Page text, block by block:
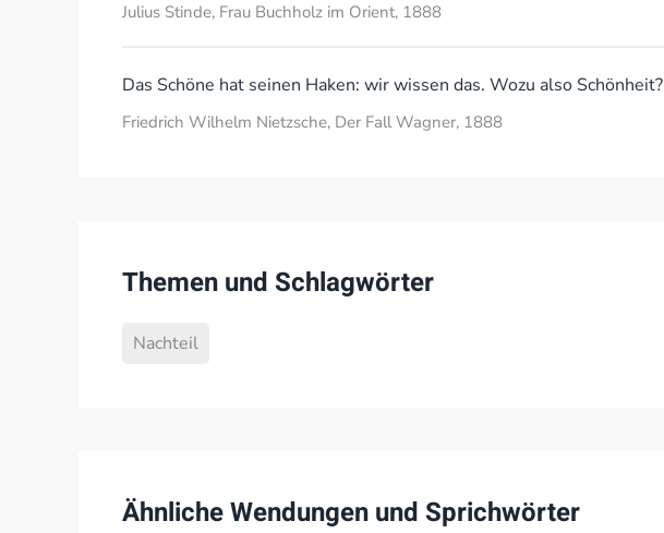
Julius Stinde, Frau Buchholz im Orient, 1888
Das Schöne hat seinen Haken: wir wissen das. Wozu also Schönheit?
Friedrich Wilhelm Nietzsche, Der Fall Wagner, 1888
Themen und Schlagwörter
Nachteil
Ähnliche Wendungen und Sprichwörter